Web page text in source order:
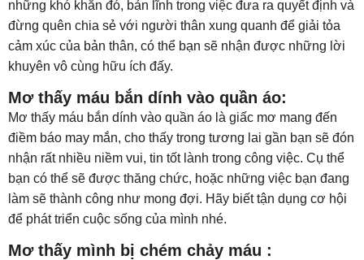
những khó khăn đó, bản lĩnh trong việc đưa ra quyết định và
đừng quên chia sẻ với người thân xung quanh để giải tỏa
cảm xúc của bản thân, có thể bạn sẽ nhận được những lời
khuyên vô cùng hữu ích đấy.
Mơ thấy máu bắn dính vào quần áo:
Mơ thấy máu bắn dính vào quần áo là giấc mơ mang đến
điềm báo may mắn, cho thấy trong tương lai gần bạn sẽ đón
nhận rất nhiều niềm vui, tin tốt lành trong công việc. Cụ thể
bạn có thể sẽ được thăng chức, hoặc những việc bạn đang
làm sẽ thành công như mong đợi. Hãy biết tận dụng cơ hội
để phát triển cuộc sống của mình nhé.
Mơ thấy mình bị chém chảy máu :